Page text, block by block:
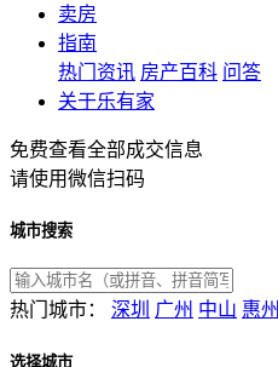
卖房
指南
热门资讯 房产百科 问答
关于乐有家
免费查看全部成交信息
请使用微信扫码
城市搜索
热门城市： 深圳 广州 中山 惠州
选择城市